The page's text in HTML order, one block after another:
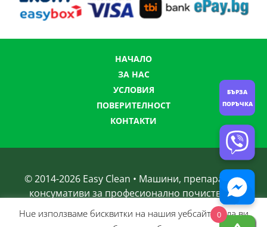
НАЧАЛО
ЗА НАС
УСЛОВИЯ
ПОВЕРИТЕЛНОСТ
КОНТАКТИ
© 2014-2026 Easy Clean • Машини, препарати и
консумативи за професионално почистване
Нue използвамe бисквитки на нашия уебсайт, за да ви
0
БЪРЗА
ПОРЪЧКА